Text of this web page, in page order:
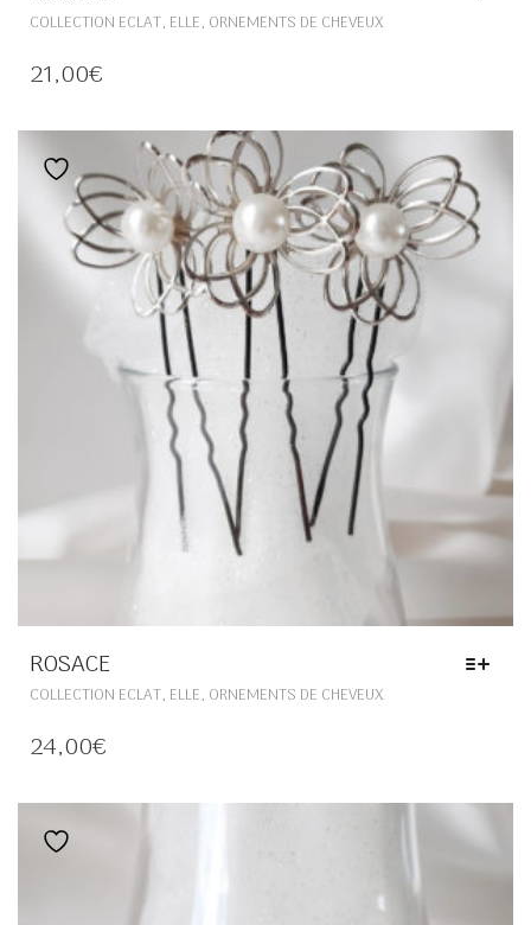
COLLECTION ECLAT, ELLE, ORNEMENTS DE CHEVEUX
21,00€
Ajouter à la liste de souhaits
ROSACE
COLLECTION ECLAT, ELLE, ORNEMENTS DE CHEVEUX
LES
CHOISIES
24,00€